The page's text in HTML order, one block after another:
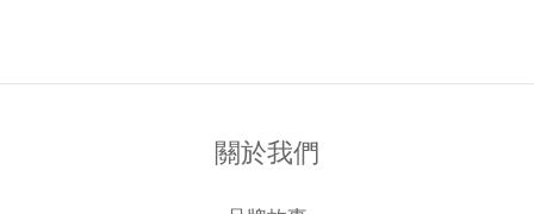
關於我們